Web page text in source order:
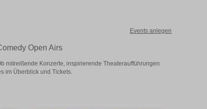
Events anlegen
Open Airs
mitreißende Konzerte, inspirierende Theateraufführungen
im Überblick und Tickets.